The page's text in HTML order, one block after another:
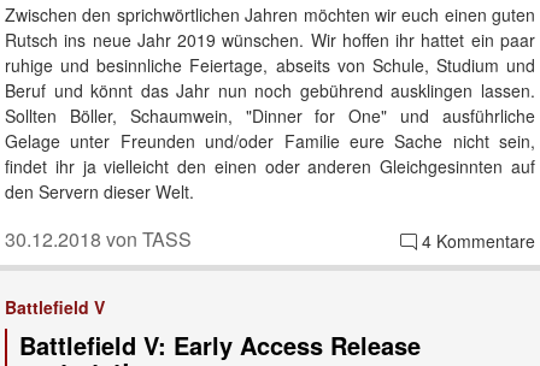
Zwischen den sprichwörtlichen Jahren möchten wir euch einen guten
Rutsch ins neue Jahr 2019 wünschen. Wir hoffen ihr hattet ein paar
ruhige und besinnliche Feiertage, abseits von Schule, Studium und
Beruf und könnt das Jahr nun noch gebührend ausklingen lassen.
Sollten Böller, Schaumwein, "Dinner for One" und ausführliche
Gelage unter Freunden und/oder Familie eure Sache nicht sein,
findet ihr ja vielleicht den einen oder anderen Gleichgesinnten auf
den Servern dieser Welt.
4 Kommentare
30.12.2018 von TASS
Battlefield V
Battlefield V: Early Access Release